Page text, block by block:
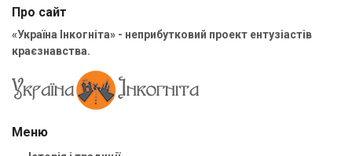
Про сайт
«Україна Інкогніта» - неприбутковий проект ентузіастів
краєзнавства.
Меню